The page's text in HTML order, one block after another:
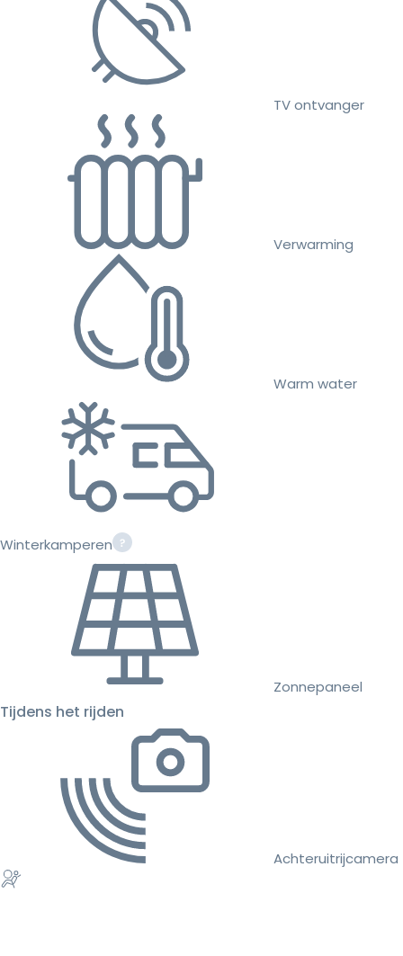
TV ontvanger
Verwarming
Warm water
Winterkamperen
Zonnepaneel
Tijdens het rijden
Achteruitrijcamera